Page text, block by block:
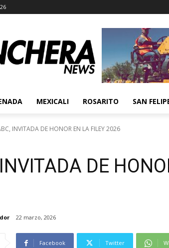
MEXICALI ROSARITO SAN
INVITADA DE HONOR EN LA FILEY 2026
DE
22 marzo, 2026
Facebook Twitter